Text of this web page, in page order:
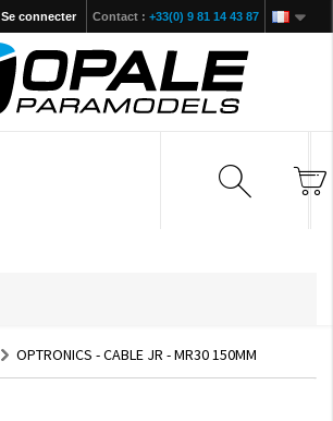
Contact : +33(0) 9 81 14 43 87
Se connecter
OPTRONICS - CABLE JR - MR30 150MM